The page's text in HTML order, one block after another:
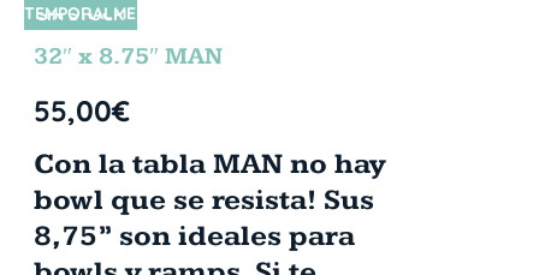
SIN STOCK
TEMPORALME
NTE
32″ x 8.75″ MAN
55,00€
Con la tabla MAN no hay
bowl que se resista! Sus
8,75” son ideales para